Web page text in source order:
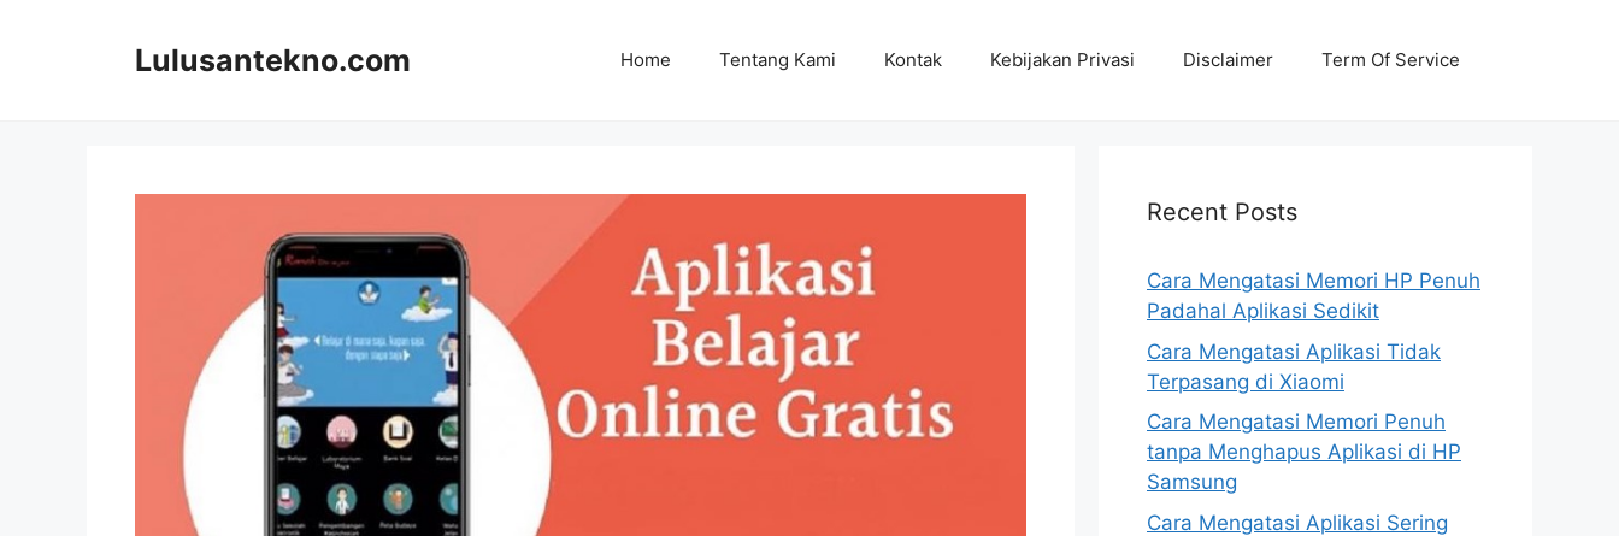
Lulusantekno.com Home Tentang Kami Kontak Kebijakan Privasi Disclaimer Term Of Service
Recent Posts
Cara Mengatasi Memori HP Penuh
Padahal Aplikasi Sedikit
Cara Mengatasi Aplikasi Tidak
Terpasang di Xiaomi
Cara Mengatasi Memori Penuh
tanpa Menghapus Aplikasi di HP
Samsung
Cara Mengatasi Aplikasi Sering